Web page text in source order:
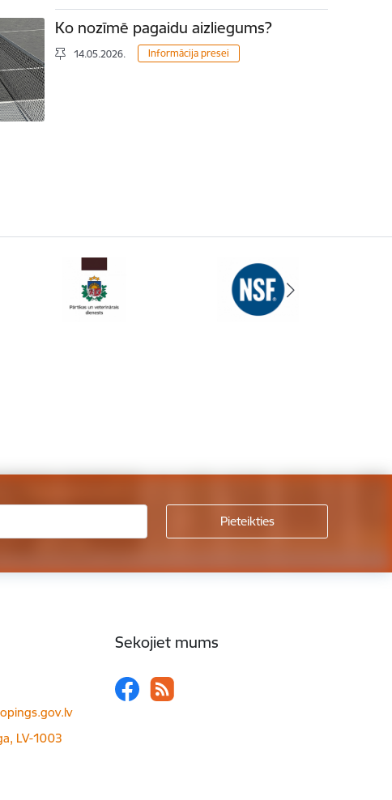
Ko nozīmē pagaidu aizliegums?
14.05.2026. Informācija presei
LV-1003
Sekojiet mums